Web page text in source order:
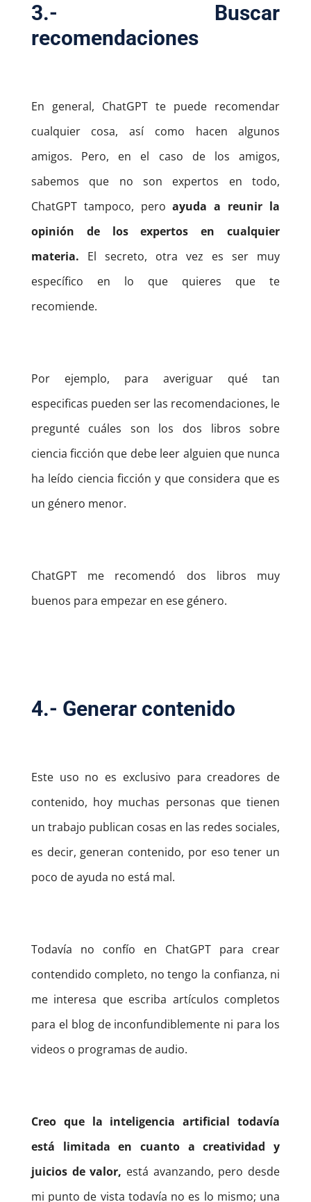
3.- Buscar
recomendaciones
En general, ChatGPT te puede recomendar
cualquier cosa, así como hacen algunos
amigos. Pero, en el caso de los amigos,
sabemos que no son expertos en todo,
ChatGPT tampoco, pero ayuda a reunir la
opinión de los expertos en cualquier
materia. El secreto, otra vez es ser muy
específico en lo que quieres que te
recomiende.
Por ejemplo, para averiguar qué tan
especificas pueden ser las recomendaciones, le
pregunté cuáles son los dos libros sobre
ciencia ficción que debe leer alguien que nunca
ha leído ciencia ficción y que considera que es
un género menor.
ChatGPT me recomendó dos libros muy
buenos para empezar en ese género.
4.- Generar contenido
Este uso no es exclusivo para creadores de
contenido, hoy muchas personas que tienen
un trabajo publican cosas en las redes sociales,
es decir, generan contenido, por eso tener un
poco de ayuda no está mal.
Todavía no confío en ChatGPT para crear
contendido completo, no tengo la confianza, ni
me interesa que escriba artículos completos
para el blog de inconfundiblemente ni para los
videos o programas de audio.
Creo que la inteligencia artificial todavía
está limitada en cuanto a creatividad y
juicios de valor, está avanzando, pero desde
mi punto de vista todavía no es lo mismo; una